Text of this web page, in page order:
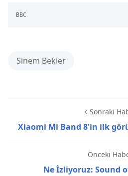
BBC
Sinem Bekler
Sonraki
Xiaomi Mi Band 8'in ilk
Önceki
Ne İzliyoruz: Sound